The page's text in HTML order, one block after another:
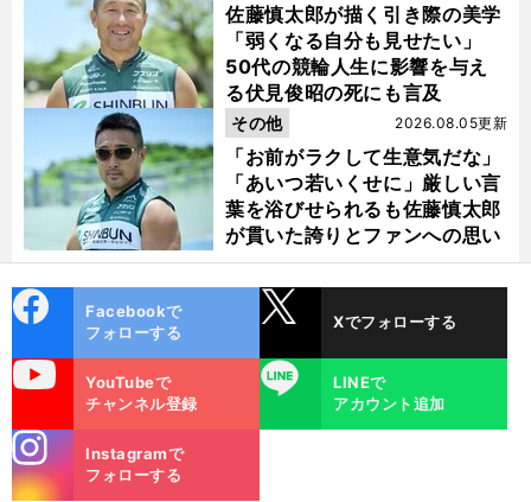
佐藤慎太郎が描く引き際の美学
「弱くなる自分も見せたい」
50代の競輪人生に影響を与え
る伏見俊昭の死にも言及
「お前がラクして生意気だな」
「あいつ若いくせに」厳しい言
葉を浴びせられるも佐藤慎太郎
が貫いた誇りとファンへの思い
2026.08.05更新
その他
ok
Facebookで
フォローする
Xでフォローする
YouTubeで
チャンネル登録
LINE
LINEで
アカウント追加
m
Instagramで
フォローする